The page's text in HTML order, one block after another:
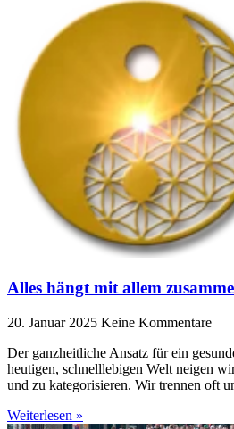
Alles hängt mit allem
20. Januar 2025 Keine Kommentare
Der ganzheitliche Ansatz für ein
heutigen, schnelllebigen Welt neigen
und zu kategorisieren. Wir trennen oft
Weiterlesen »